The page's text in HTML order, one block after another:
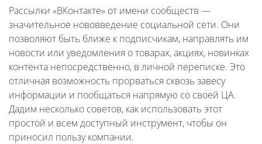
Рассылки «ВКонтакте» от имени сообществ —
значительное нововведение социальной сети. Они
позволяют быть ближе к подписчикам, направлять им
новости или уведомления о товарах, акциях, новинках
контента непосредственно, в личной переписке. Это
отличная возможность прорваться сквозь завесу
информации и пообщаться напрямую со своей ЦА.
Дадим несколько советов, как использовать этот
простой и всем доступный инструмент, чтобы он
приносил пользу компании.